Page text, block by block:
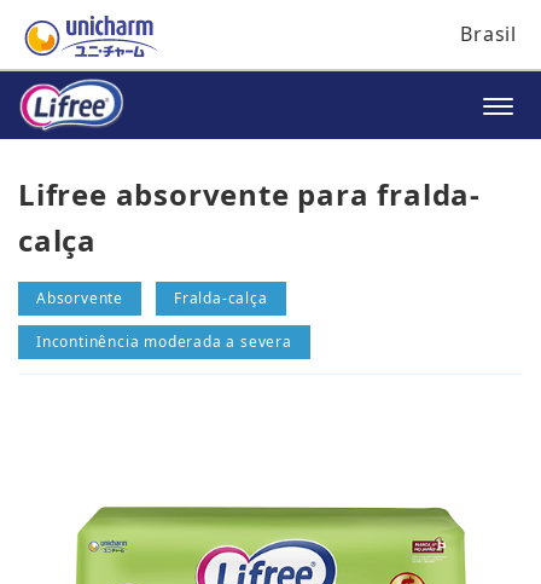
Brasil
Lifree absorvente para fralda-
calça
Absorvente Fralda-calça
Incontinência moderada a severa